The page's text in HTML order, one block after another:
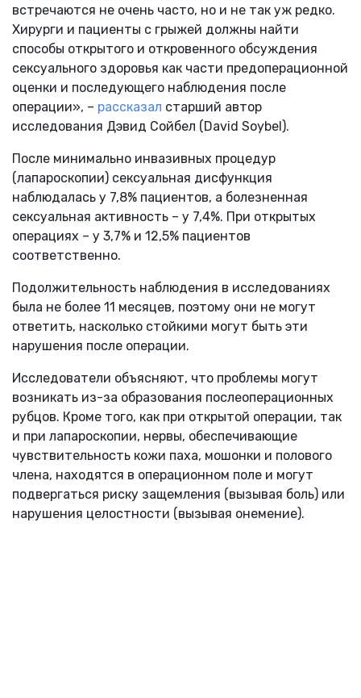
встречаются не очень часто, но и не так уж редко.
Хирурги и пациенты с грыжей должны найти
способы открытого и откровенного обсуждения
сексуального здоровья как части предоперационной
оценки и последующего наблюдения после
операции», – рассказал старший автор
исследования Дэвид Сойбел (David Soybel).
После минимально инвазивных процедур
(лапароскопии) сексуальная дисфункция
наблюдалась у 7,8% пациентов, а болезненная
сексуальная активность – у 7,4%. При открытых
операциях – у 3,7% и 12,5% пациентов
соответственно.
Подолжительность наблюдения в исследованиях
была не более 11 месяцев, поэтому они не могут
ответить, насколько стойкими могут быть эти
нарушения после операции.
Исследователи объясняют, что проблемы могут
возникать из-за образования послеоперационных
рубцов. Кроме того, как при открытой операции, так
и при лапароскопии, нервы, обеспечивающие
чувствительность кожи паха, мошонки и полового
члена, находятся в операционном поле и могут
подвергаться риску защемления (вызывая боль) или
нарушения целостности (вызывая онемение).